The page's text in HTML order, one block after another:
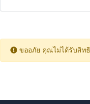
ขออภัย คุณไม่ได้รับสิท